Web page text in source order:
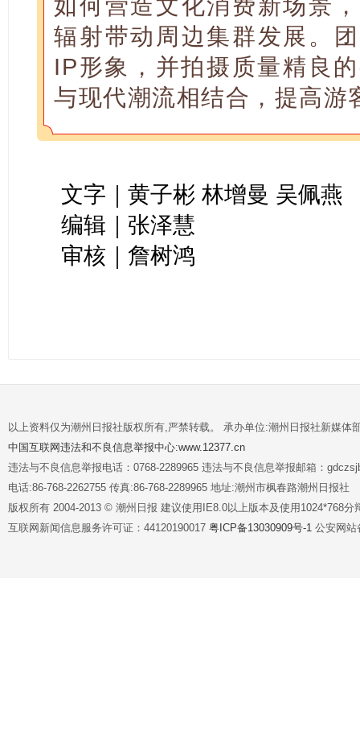
辐射带动周边集群发展。
IP形象，并拍摄质量精良
与现代潮流相结合，提高游
文字｜黄子彬 林增曼 吴佩燕
编辑｜张泽慧
审核｜詹树鸿
以上资料仅为潮州日报社版权所有,严禁转载。 承办单位:潮州日报社新媒体
中国互联网违法和不良信息举报中心:www.12377.cn
违法与不良信息举报电话：0768-2289965 违法与不良信息举报邮箱：
电话:86-768-2262755 传真:86-768-2289965 地址:潮州市枫春路潮州日报社
版权所有 2004-2013 © 潮州日报 建议使用IE8.0以上版本及使用1024*768分
互联网新闻信息服务许可证：44120190017 粤ICP备13030909号-1 公安网站